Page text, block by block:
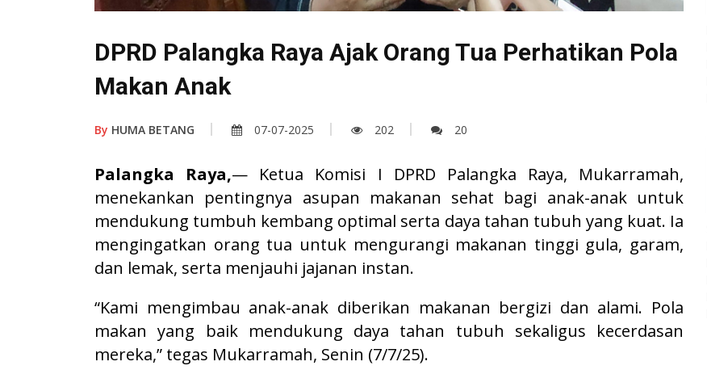
DPRD Palangka Raya Ajak Orang Tua Perhatikan Pola
Makan Anak
By HUMA BETANG 07-07-2025 202 20
Palangka Raya,— Ketua Komisi I DPRD Palangka Raya, Mukarramah,
menekankan pentingnya asupan makanan sehat bagi anak-anak untuk
mendukung tumbuh kembang optimal serta daya tahan tubuh yang kuat. Ia
mengingatkan orang tua untuk mengurangi makanan tinggi gula, garam,
dan lemak, serta menjauhi jajanan instan.
“Kami mengimbau anak-anak diberikan makanan bergizi dan alami. Pola
makan yang baik mendukung daya tahan tubuh sekaligus kecerdasan
mereka,” tegas Mukarramah, Senin (7/7/25).